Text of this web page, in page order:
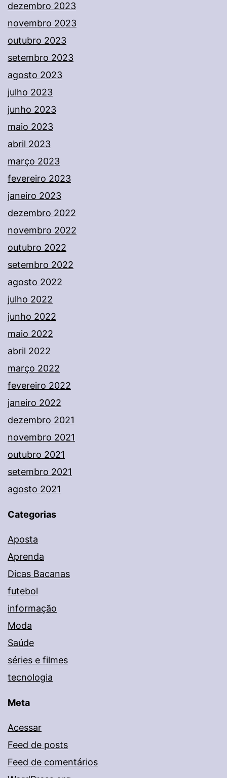
dezembro 2023
novembro 2023
outubro 2023
setembro 2023
agosto 2023
julho 2023
junho 2023
maio 2023
abril 2023
março 2023
fevereiro 2023
janeiro 2023
dezembro 2022
novembro 2022
outubro 2022
setembro 2022
agosto 2022
julho 2022
junho 2022
maio 2022
abril 2022
março 2022
fevereiro 2022
janeiro 2022
dezembro 2021
novembro 2021
outubro 2021
setembro 2021
agosto 2021
Categorias
Aposta
Aprenda
Dicas Bacanas
futebol
informação
Moda
Saúde
séries e filmes
tecnologia
Meta
Acessar
Feed de posts
Feed de comentários